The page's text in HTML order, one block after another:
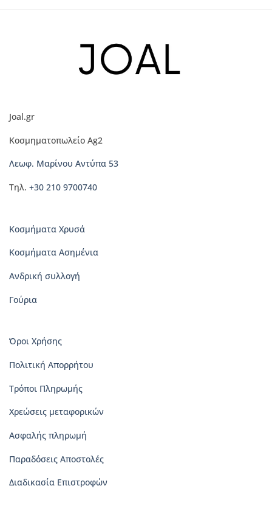
Joal.gr
Κοσμηματοπωλείο Ag2
Λεωφ. Μαρίνου Αντύπα 53
Τηλ. +30 210 9700740
Κοσμήματα Χρυσά
Κοσμήματα Ασημένια
Ανδρική συλλογή
Γούρια
Όροι Χρήσης
Πολιτική Απορρήτου
Τρόποι Πληρωμής
Χρεώσεις μεταφορικών
Ασφαλής πληρωμή
Παραδόσεις Αποστολές
Διαδικασία Επιστροφών